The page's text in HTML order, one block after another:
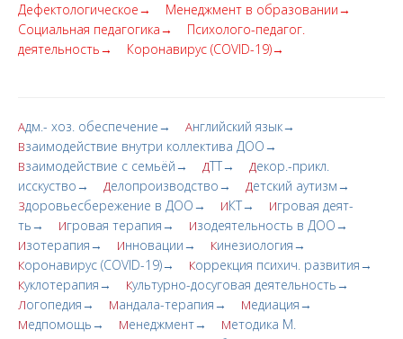
Дефектологическое→
Менеджмент в образовании→
Социальная педагогика→
Психолого-педагог.
деятельность→
Коронавирус (COVID-19)→
Адм.- хоз. обеспечение→ Английский язык→
Взаимодействие внутри коллектива ДОО→
Взаимодействие с семьёй→ ДТТ→ Декор.-прикл.
исскуство→
Делопроизводство→ Детский аутизм→
Здоровьесбережение в ДОО→ ИКТ→ Игровая деят-
ть→
Игровая терапия→ Изодеятельность в ДОО→
Изотерапия→ Инновации→ Кинезиология→
Коронавирус (COVID-19)→ Коррекция психич. развития→
Куклотерапия→ Культурно-досуговая деятельность→
Логопедия→ Мандала-терапия→ Медиация→
Медпомощь→ Менеджмент→ Методика М.